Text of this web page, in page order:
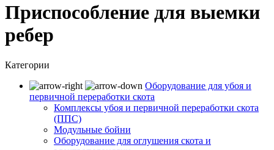
Приспособление для выемки
ребер
Категории
Оборудование для убоя и
первичной переработки скота
Комплексы убоя и первичной переработки скота
(ППС)
Модульные бойни
Оборудование для оглушения скота и